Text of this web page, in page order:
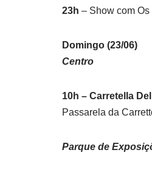
23h – Show com
Domingo (23/06)
Centro
10h – Carretella
Passarela da
Parque de